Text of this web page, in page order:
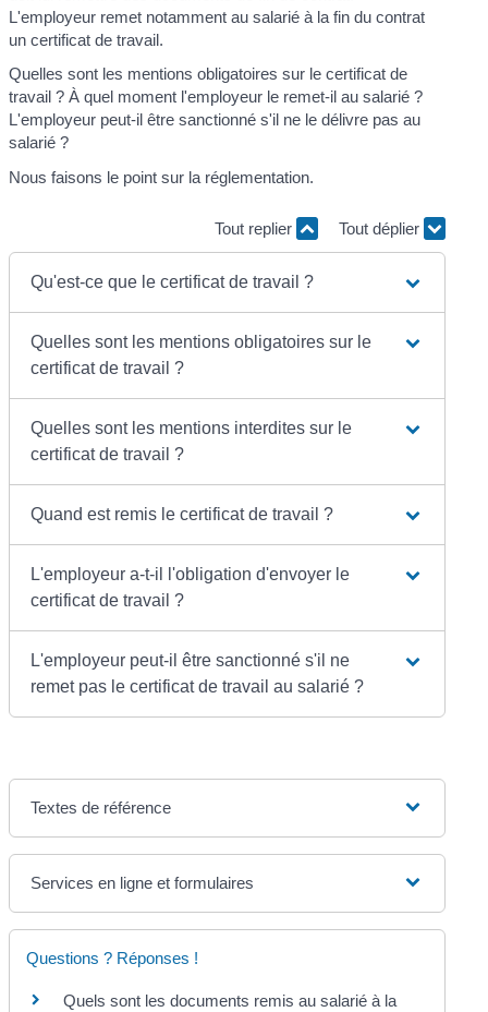
L'employeur remet notamment au salarié à la fin du contrat
un certificat de travail.
Quelles sont les mentions obligatoires sur le certificat de
travail ? À quel moment l'employeur le remet-il au salarié ?
L'employeur peut-il être sanctionné s'il ne le délivre pas au
salarié ?
Nous faisons le point sur la réglementation.
Tout replier Tout déplier
Qu'est-ce que le certificat de travail ?
Quelles sont les mentions obligatoires sur le
certificat de travail ?
Quelles sont les mentions interdites sur le
certificat de travail ?
Quand est remis le certificat de travail ?
L'employeur a-t-il l'obligation d'envoyer le
certificat de travail ?
L'employeur peut-il être sanctionné s'il ne
remet pas le certificat de travail au salarié ?
Textes de référence
Services en ligne et formulaires
Questions ? Réponses !
Quels sont les documents remis au salarié à la